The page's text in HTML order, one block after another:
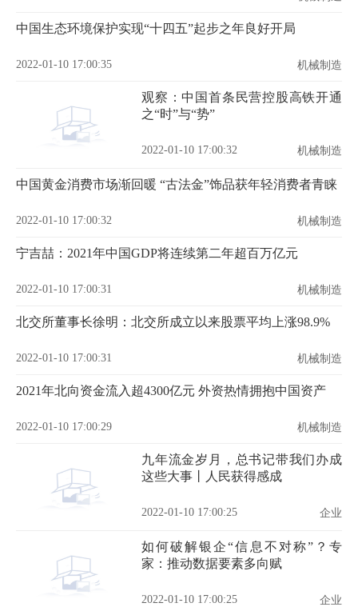
中国生态环境保护实现“十四五”起步之年良好开局
2022-01-10 17:00:35 机械制造
观察：中国首条民营控股高铁开通
之“时”与“势”
2022-01-10 17:00:32 机械制造
中国黄金消费市场渐回暖 “古法金”饰品获年轻消费者青睐
2022-01-10 17:00:32 机械制造
宁吉喆：2021年中国GDP将连续第二年超百万亿元
2022-01-10 17:00:31 机械制造
北交所董事长徐明：北交所成立以来股票平均上涨98.9%
2022-01-10 17:00:31 机械制造
2021年北向资金流入超4300亿元 外资热情拥抱中国资产
2022-01-10 17:00:29 机械制造
九年流金岁月，总书记带我们办成
这些大事丨人民获得感成
2022-01-10 17:00:25 企业
如何破解银企“信息不对称”？专
家：推动数据要素多向赋
2022-01-10 17:00:25 企业